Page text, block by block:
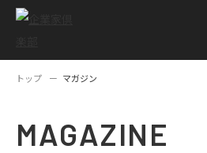
トップ マガジン
MAGAZINE